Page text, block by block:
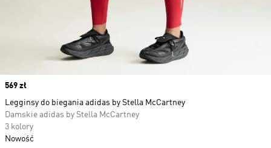
Price
569 zł
Legginsy do biegania adidas by Stella McCartney
Damskie adidas by Stella McCartney
3 kolory
Nowość